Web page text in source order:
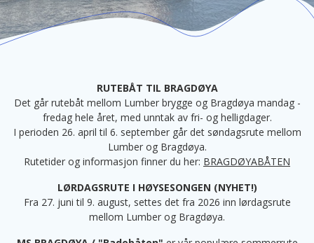
RUTEBÅT TIL BRAGDØYA
Det går rutebåt mellom Lumber brygge og Bragdøya mandag -
fredag hele året, med unntak av fri- og helligdager.
I perioden 26. april til 6. september går det søndagsrute mellom
Lumber og Bragdøya.
Rutetider og informasjon finner du her: BRAGDØYABÅTEN
LØRDAGSRUTE I HØYSESONGEN (NYHET!)
Fra 27. juni til 9. august, settes det fra 2026 inn lørdagsrute
mellom Lumber og Bragdøya.